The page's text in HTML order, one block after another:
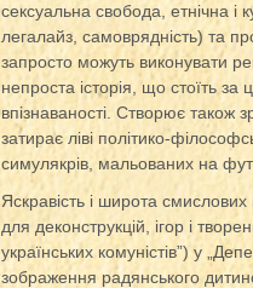
сексуальна свобода, етнічна і
легалайз, самоврядність) та
запросто можуть виконувати
непроста історія, що стоїть
впізнаваності. Створює також
затирає ліві політико-
симулякрів, мальованих на
Яскравість і широта смислових
для деконструкцій, ігор і
українських комуністів”) у
зображення радянського